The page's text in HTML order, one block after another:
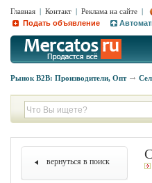
Главная | Контакт | Реклама на сайте |
Подать объявление
Рынок B2B: Производители, Опт
вернуться в поиск